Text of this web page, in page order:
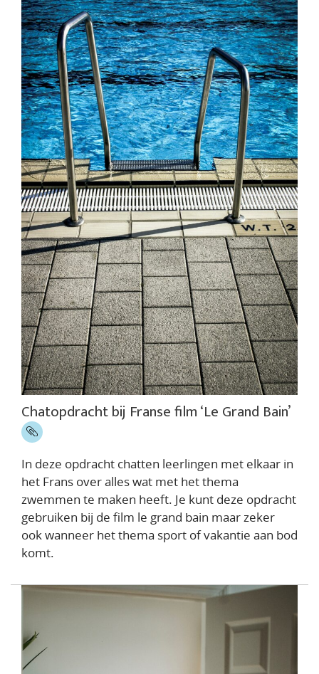
Chatopdracht bij Franse film ‘Le Grand Bain’
In deze opdracht chatten leerlingen met elkaar in
het Frans over alles wat met het thema
zwemmen te maken heeft. Je kunt deze opdracht
gebruiken bij de film le grand bain maar zeker
ook wanneer het thema sport of vakantie aan bod
komt.